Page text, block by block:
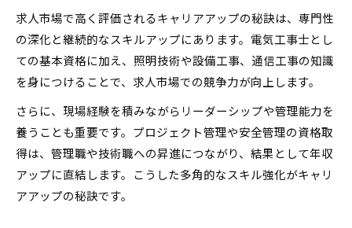
求人市場で高く評価されるキャリアアップの秘訣は、専門性
の深化と継続的なスキルアップにあります。電気工事士とし
ての基本資格に加え、照明技術や設備工事、通信工事の知識
を身につけることで、求人市場での競争力が向上します。
さらに、現場経験を積みながらリーダーシップや管理能力を
養うことも重要です。プロジェクト管理や安全管理の資格取
得は、管理職や技術職への昇進につながり、結果として年収
アップに直結します。こうした多角的なスキル強化がキャリ
アアップの秘訣です。